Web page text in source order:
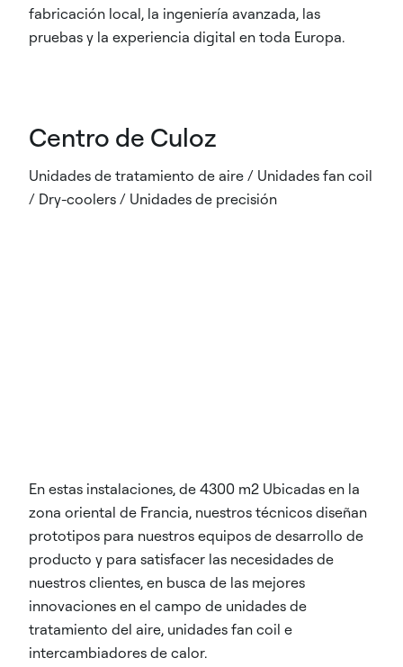
fabricación local, la ingeniería avanzada, las
pruebas y la experiencia digital en toda Europa.
Centro de Culoz
Unidades de tratamiento de aire / Unidades fan coil
/ Dry-coolers / Unidades de precisión
En estas instalaciones, de 4300 m2 Ubicadas en la
zona oriental de Francia, nuestros técnicos diseñan
prototipos para nuestros equipos de desarrollo de
producto y para satisfacer las necesidades de
nuestros clientes, en busca de las mejores
innovaciones en el campo de unidades de
tratamiento del aire, unidades fan coil e
intercambiadores de calor.